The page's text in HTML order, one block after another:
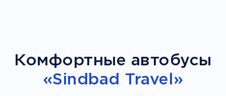
Комфортные автобусы
«Sindbad Travel»